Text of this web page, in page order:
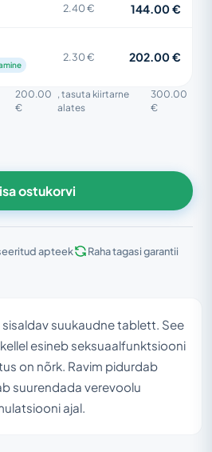
2.40 € 144.00 €
2.30 € 202.00 €
200.00
€
, tasuta kiirtarne
alates
300.00
€
ostukorvi
apteek Raha tagasi garantii
suukaudne tablett. See
esineb seksuaalfunktsiooni
on nõrk. Ravim pidurdab
suurendada verevoolu
ajal.